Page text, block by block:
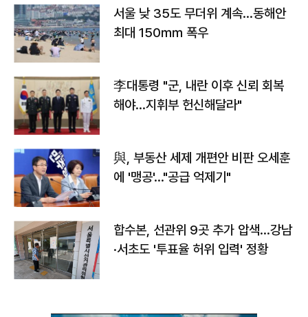
서울 낮 35도 무더위 계속…동해안
최대 150㎜ 폭우
李대통령 "군, 내란 이후 신뢰 회복
해야…지휘부 헌신해달라"
與, 부동산 세제 개편안 비판 오세훈
에 '맹공'…"공급 억제기"
합수본, 선관위 9곳 추가 압색…강남
·서초도 '투표율 허위 입력' 정황